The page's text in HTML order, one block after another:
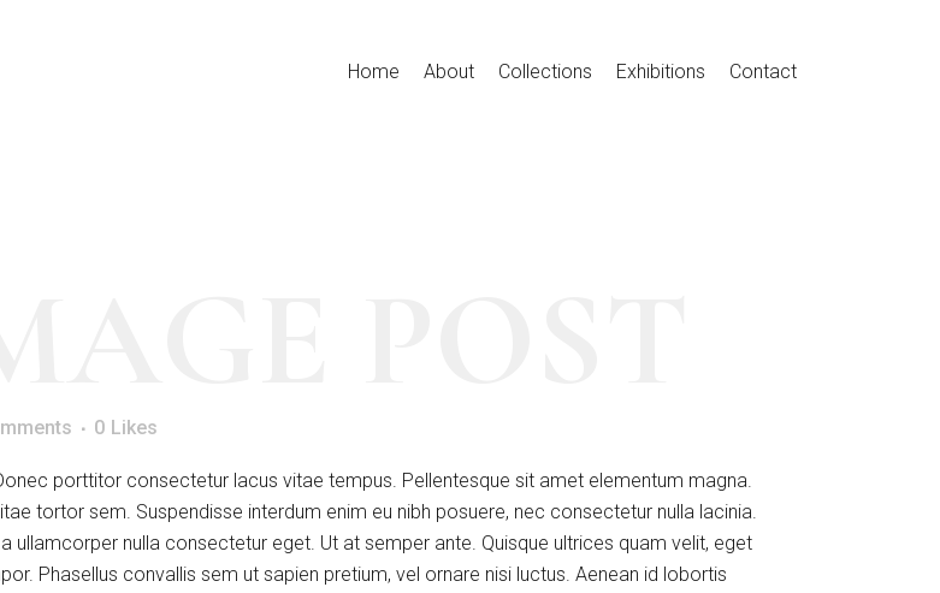
Home About Collections Exhibitions Contact
0 Likes
porttitor consectetur lacus vitae tempus. Pellentesque sit amet elementum magna.
tortor sem. Suspendisse interdum enim eu nibh posuere, nec consectetur nulla lacinia.
ullamcorper nulla consectetur eget. Ut at semper ante. Quisque ultrices quam velit, eget
Phasellus convallis sem ut sapien pretium, vel ornare nisi luctus. Aenean id lobortis